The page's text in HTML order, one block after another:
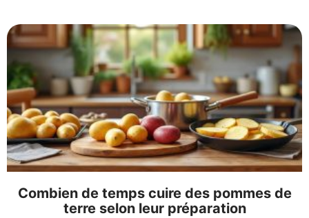
Combien de temps cuire des pommes de
terre selon leur préparation